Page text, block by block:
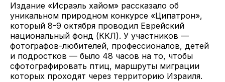
Издание «Исраэль хайом» рассказало об
уникальном природном конкурсе «Ципатрон»,
который 8-9 октября проводил Еврейский
национальный фонд (ККЛ). У участников —
фотографов-любителей, профессионалов, детей
и подростков — было 48 часов на то, чтобы
сфотографировать птиц, маршруты миграции
которых проходят через территорию Израиля.